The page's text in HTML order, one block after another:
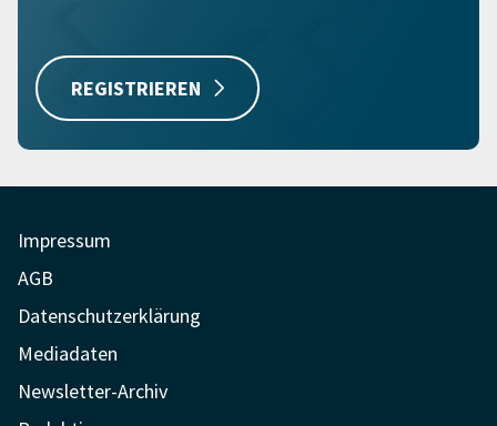
REGISTRIEREN
Impressum
AGB
Datenschutzerklärung
Mediadaten
Newsletter-Archiv